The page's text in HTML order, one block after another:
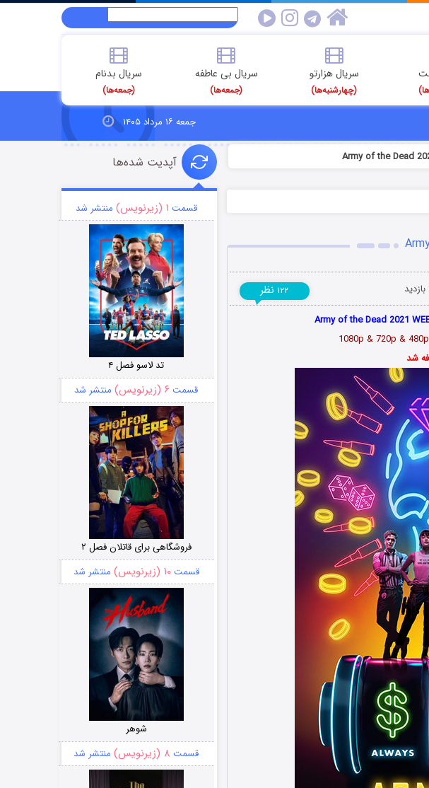
سریال هزارتو
(چهارشنبه‌ها)
سریال بی عاطفه
(جمعه‌ها)
سریال بدنام
(جمعه‌ها)
جمعه ۱۶ مرداد ۱۴۰۵
۱۲۲ نظر
شد
آپدیت شده‌ها
قسمت ۱ (زیرنویس) منتشر شد
تد لاسو فصل ۴
قسمت ۶ (زیرنویس) منتشر شد
فروشگاهی برای قاتلان فصل ۲
قسمت۱۰ (زیرنویس) منتشر شد
شوهر
قسمت ۸ (زیرنویس) منتشر شد